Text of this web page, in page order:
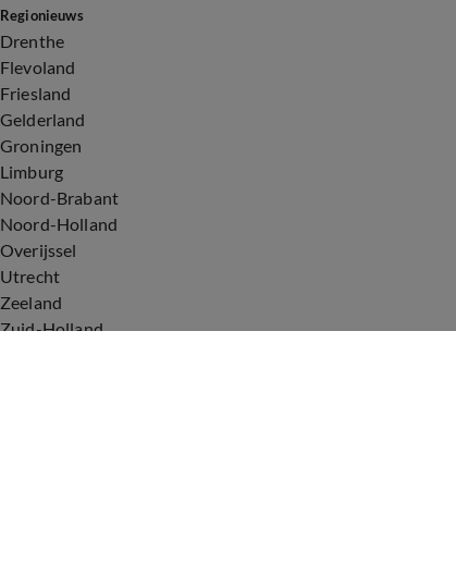
Regionieuws
Drenthe
Flevoland
Friesland
Gelderland
Groningen
Limburg
Noord-Brabant
Noord-Holland
Overijssel
Utrecht
Zeeland
Zuid-Holland